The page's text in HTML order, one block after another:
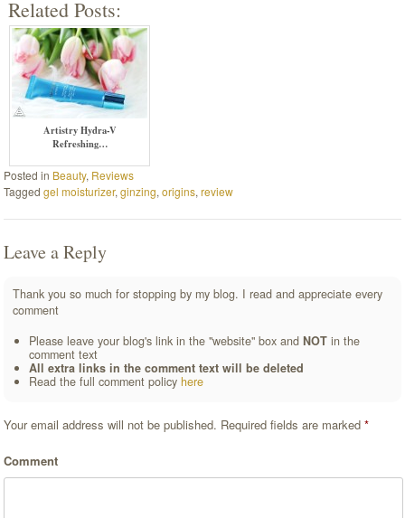
Related Posts:
Artistry Hydra-V
Refreshing…
Posted in Beauty, Reviews
Taggedgel moisturizer,ginzing,origins,review
Leave a Reply
Thank you so much for stopping by my blog. I read and appreciate every
comment
Please leave your blog's link in the "website" box andNOT in the
comment text
All extra links in the comment text will be deleted
Read the full comment policyhere
Your email address will not be published. Required fields are marked*
Comment